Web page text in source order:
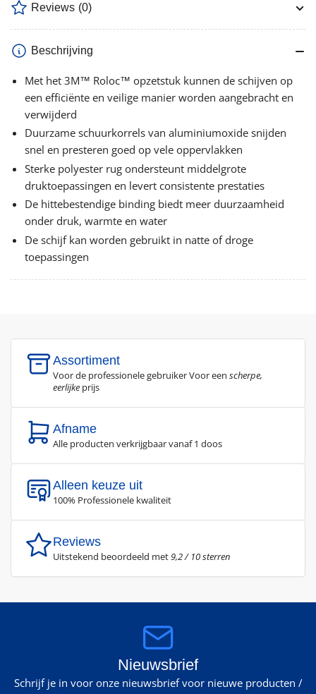
Reviews (0)
Beschrijving
Met het 3M™ Roloc™ opzetstuk kunnen de schijven op
een efficiënte en veilige manier worden aangebracht en
verwijderd
Duurzame schuurkorrels van aluminiumoxide snijden
snel en presteren goed op vele oppervlakken
Sterke polyester rug ondersteunt middelgrote
druktoepassingen en levert consistente prestaties
De hittebestendige binding biedt meer duurzaamheid
onder druk, warmte en water
De schijf kan worden gebruikt in natte of droge
toepassingen
Assortiment
Voor de professionele gebruiker Voor een scherpe,
eerlijke prijs
Afname
Alle producten verkrijgbaar vanaf 1 doos
Alleen keuze uit
100% Professionele kwaliteit
Reviews
Uitstekend beoordeeld met9,2 / 10 sterren
Nieuwsbrief
Schrijf je in voor onze nieuwsbrief voor nieuwe producten /